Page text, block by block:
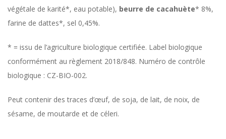
végétale de karité*, eau potable), beurre de cacahuète* 8%,
farine de dattes*, sel 0,45%.
* = issu de l’agriculture biologique certifiée. Label biologique
conformément au règlement 2018/848. Numéro de contrôle
biologique : CZ-BIO-002.
Peut contenir des traces d’œuf, de soja, de lait, de noix, de
sésame, de moutarde et de céleri.